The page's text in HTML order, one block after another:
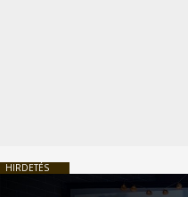
HIRDETÉS